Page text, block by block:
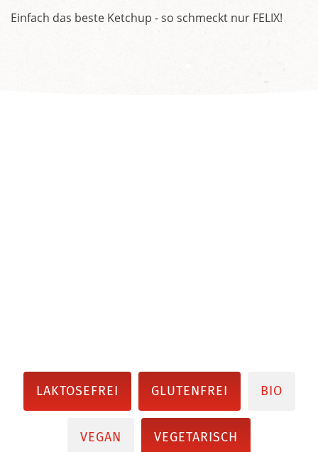
Einfach das beste Ketchup - so schmeckt nur FELIX!
LAKTOSEFREI GLUTENFREI BIO
VEGAN VEGETARISCH